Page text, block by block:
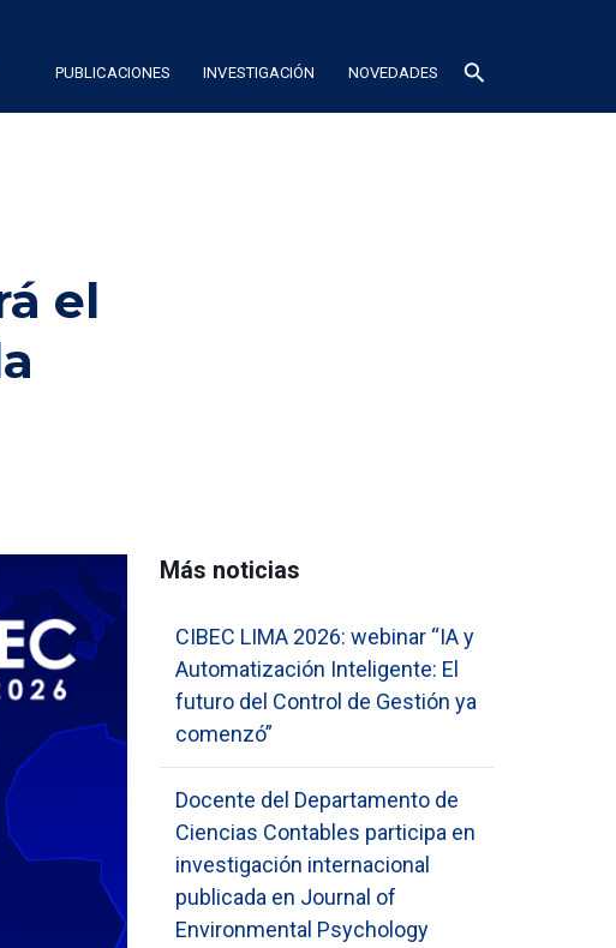
PUBLICACIONES INVESTIGACIÓN NOVEDADES search
el
Más noticias
CIBEC LIMA 2026: webinar “IA y
Automatización Inteligente: El
futuro del Control de Gestión ya
comenzó”
Docente del Departamento de
Ciencias Contables participa en
investigación internacional
publicada en Journal of
Environmental Psychology